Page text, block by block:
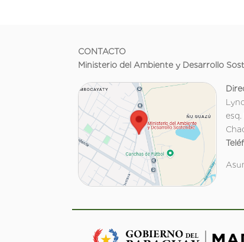
CONTACTO
Ministerio del Ambiente y Desarrollo
esq.